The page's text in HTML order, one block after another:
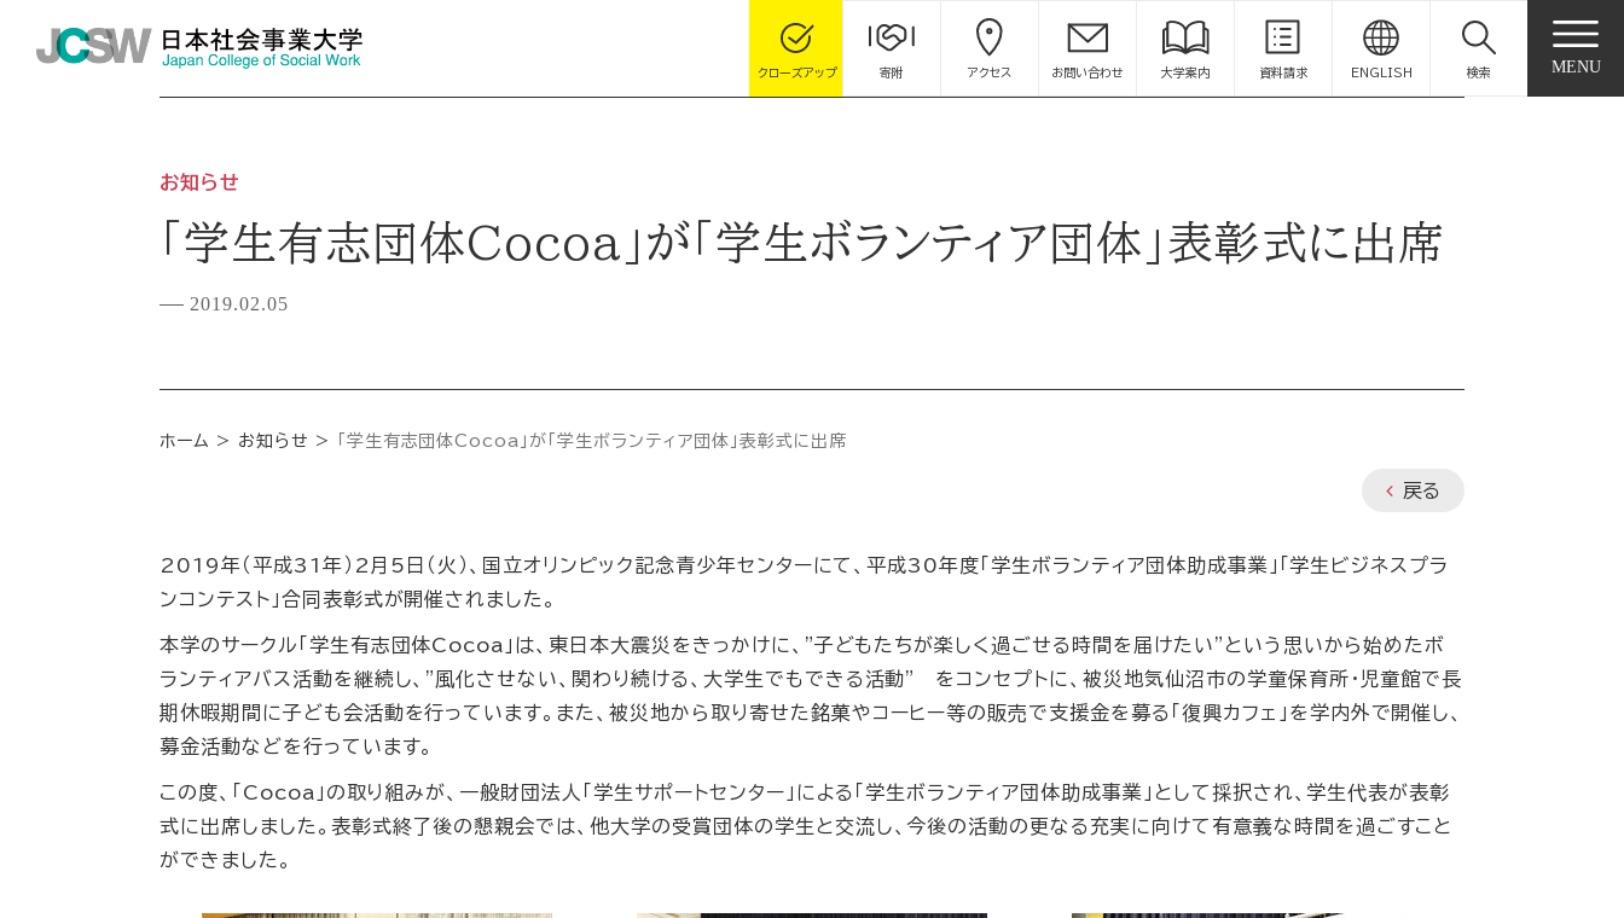
クローズアップ 寄附 アクセス お問い合わせ 大学案内 資料請求 ENGLISH 検索 MENU
お知らせ
「学生有志団体Cocoa」が「学生ボランティア団体」表彰式に出席
2019.02.05
ホーム お知らせ 「学生有志団体Cocoa」が「学生ボランティア団体」表彰式に出席
戻る
2019年（平成31年）2月5日（火）、国立オリンピック記念青少年センターにて、平成30年度「学生ボランティア団体助成事業」「学生ビジネスプラ
ンコンテスト」合同表彰式が開催されました。
本学のサークル「学生有志団体Cocoa」は、東日本大震災をきっかけに、"子どもたちが楽しく過ごせる時間を届けたい"という思いから始めたボ
ランティアバス活動を継続し、"風化させない、関わり続ける、大学生でもできる活動" をコンセプトに、被災地気仙沼市の学童保育所・児童館で長
期休暇期間に子ども会活動を行っています。また、被災地から取り寄せた銘菓やコーヒー等の販売で支援金を募る「復興カフェ」を学内外で開催し、
募金活動などを行っています。
この度、「Cocoa」の取り組みが、一般財団法人「学生サポートセンター」による「学生ボランティア団体助成事業」として採択され、学生代表が表彰
式に出席しました。表彰式終了後の懇親会では、他大学の受賞団体の学生と交流し、今後の活動の更なる充実に向けて有意義な時間を過ごすこと
ができました。